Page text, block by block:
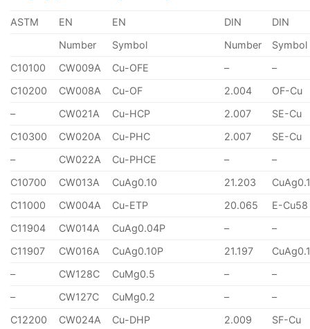
ASTM EN EN DIN
DIN
Number
Symbol Number
Symbol
C10100
CW009A Cu-OFE –
–
C10200
CW008A Cu-OF 2.004
OF-Cu
–
CW021A Cu-HCP 2.007
SE-Cu
C10300
CW020A Cu-PHC 2.007
SE-Cu
–
CW022A Cu-PHCE –
–
C10700
CW013A CuAg0.10 21.203
C11000
CW004A Cu-ETP 20.065
E-Cu58
C11904
CW014A CuAg0.04P –
–
C11907
CW016A CuAg0.10P 21.197
–
CW128C CuMg0.5 –
–
–
CW127C CuMg0.2 –
–
C12200
CW024A Cu-DHP 2.009 SF-Cu